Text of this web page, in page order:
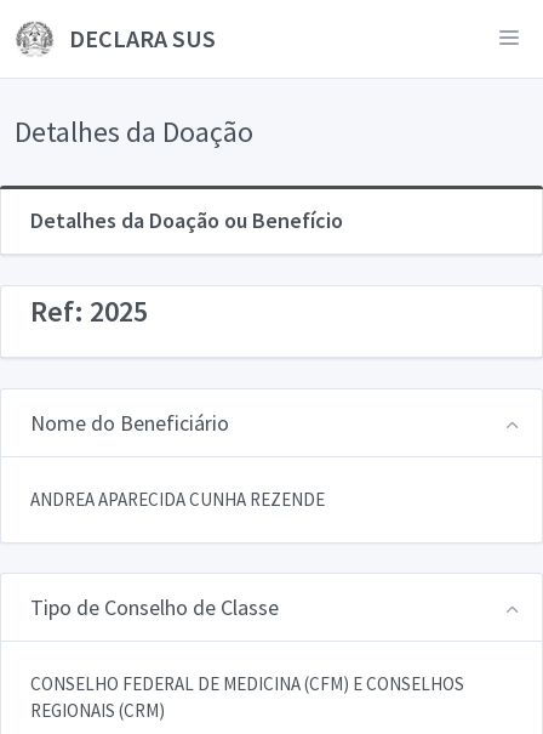
DECLARA SUS
Detalhes da Doação
Detalhes da Doação ou Benefício
Ref: 2025
Nome do Beneficiário
ANDREA APARECIDA CUNHA REZENDE
Tipo de Conselho de Classe
CONSELHO FEDERAL DE MEDICINA (CFM) E CONSELHOS
REGIONAIS (CRM)